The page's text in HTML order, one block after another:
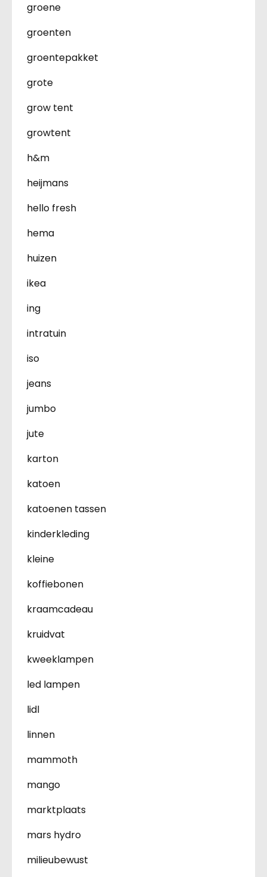
groene
groenten
groentepakket
grote
grow tent
growtent
h&m
heijmans
hello fresh
hema
huizen
ikea
ing
intratuin
iso
jeans
jumbo
jute
karton
katoen
katoenen tassen
kinderkleding
kleine
koffiebonen
kraamcadeau
kruidvat
kweeklampen
led lampen
lidl
linnen
mammoth
mango
marktplaats
mars hydro
milieubewust